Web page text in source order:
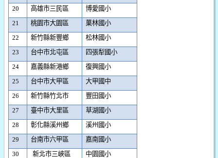
20
高雄市三民區
博愛國小
21
桃園市大園區
菓林國小
22
新竹縣新豐鄉
松林國小
23
台中市北屯區
四張犁國小
24
嘉義縣新港鄉
復興國小
25
台中市大甲區
大甲國中
26
新竹縣竹北市
豐田國小
27
臺中市大里區
草湖國小
28
彰化縣溪州鄉
溪州國小
29
台南市六甲區
嘉南國小
30
新北市三峽區
中園國小